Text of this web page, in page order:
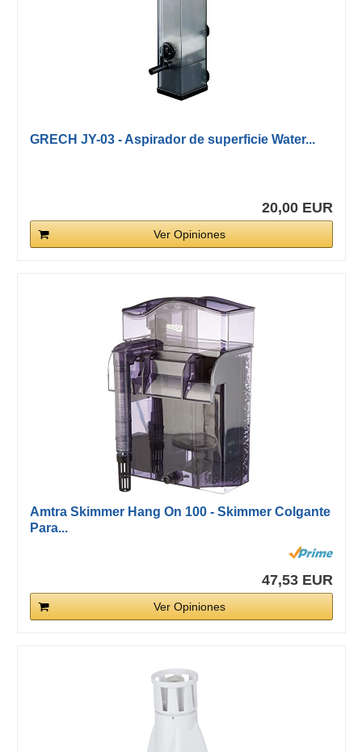
GRECH JY-03 - Aspirador de superficie Water...
20,00 EUR
Ver Opiniones
Amtra Skimmer Hang On 100 - Skimmer Colgante
Para...
47,53 EUR
Ver Opiniones